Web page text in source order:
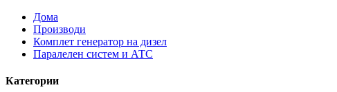
Дома
Производи
Комплет генератор на дизел
Паралелен систем и АТС
Категории